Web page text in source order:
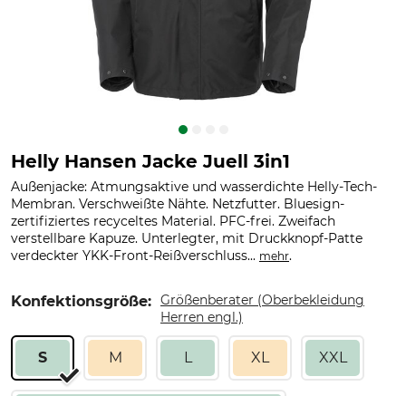
Helly Hansen Jacke Juell 3in1
Außenjacke: Atmungsaktive und wasserdichte Helly-Tech-
Membran. Verschweißte Nähte. Netzfutter. Bluesign-
zertifiziertes recyceltes Material. PFC-frei. Zweifach
verstellbare Kapuze. Unterlegter, mit Druckknopf-Patte
verdeckter YKK-Front-Reißverschluss... mehr.
Konfektionsgröße: Größenberater (Oberbekleidung
Herren engl.)
S M L XL XXL